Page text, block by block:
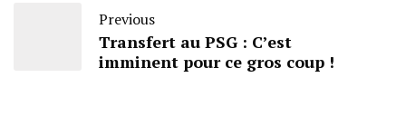
Previous
Transfert au PSG : C’est
imminent pour ce gros coup !